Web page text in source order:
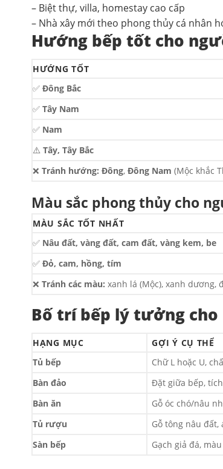
– Biệt thự, villa, homestay cao cấp
– Nhà xây mới theo phong thủy cá nhân
Hướng bếp tốt cho
HƯỚNG TỐT
✅ Đông Bắc
✅ Tây Nam
✅ Nam
⚠️ Tây, Tây Bắc
❌ Tránh hướng: Đông, Đông Nam (Mộc khắc
Màu sắc phong thủy cho
MÀU SẮC TỐT NHẤT
✅ Nâu đất, vàng đất, cam đất, vàng kem, be
✅ Đỏ, cam, hồng, tím
❌ Tránh các màu: xanh lá (Mộc), xanh dương,
Bố trí bếp lý tưởng
HẠNG MỤC
GỢI Ý CỤ THỂ
Tủ bếp
Chữ L hoặc U,
Bàn đảo
Đặt giữa bếp,
Bàn ăn
Gỗ óc chó/nâu
Tủ rượu
Gỗ tông nâu đất,
Sàn bếp
Gạch giả đá,